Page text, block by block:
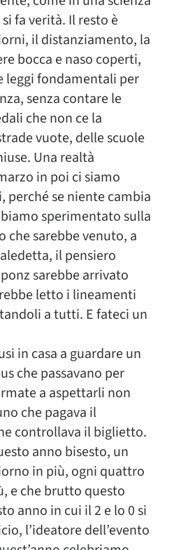
fa verità. Il resto è
il distanziamento, la
bocca e naso coperti,
leggi fondamentali per
senza contare le
che non ce la
vuote, delle scuole
Una realtà
in poi ci siamo
se niente cambia
sperimentato sulla
che sarebbe venuto, a
il pensiero
sarebbe arrivato
letto i lineamenti
a tutti. E fateci un
in casa a guardare un
che passavano per
a aspettarli non
che pagava il
controllava il biglietto.
anno bisesto, un
in più, ogni quattro
e che brutto questo
anno in cui il 2 e lo 0 si
l’ideatore dell’evento